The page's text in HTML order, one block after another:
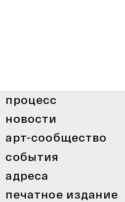
процесс
новости
арт-сообщество
события
адреса
печатное издание